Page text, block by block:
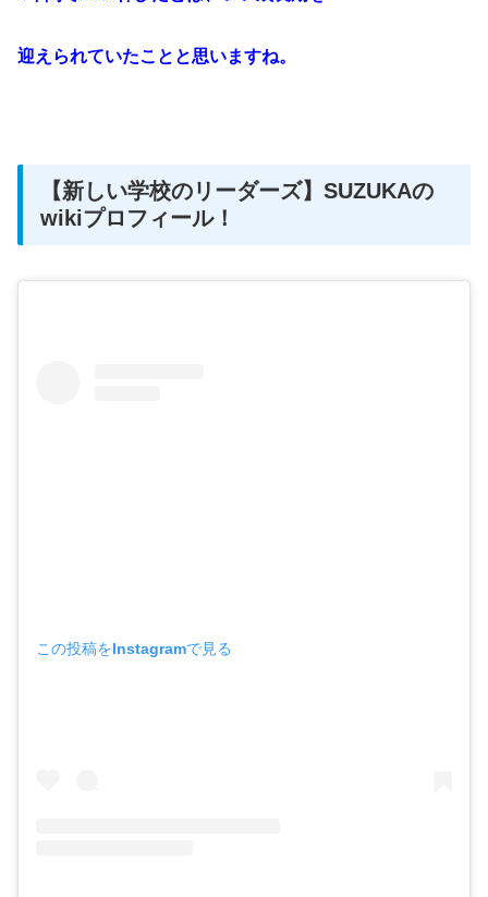
迎えられていたことと思いますね。
【新しい学校のリーダーズ】SUZUKAの
wikiプロフィール！
この投稿をInstagramで見る